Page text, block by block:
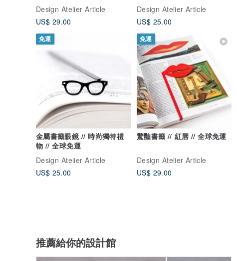
小禮
Design Atelier Article
US$ 29.00
//
Design Atelier Article
US$ 25.00
免運
金屬書籤眼鏡 // 時尚獨特禮
物 // 全球免運
Design Atelier Article
US$ 25.00
免運
驚豔書籤 // 紅唇 // 全球免運
Design Atelier Article
US$ 29.00
推薦給你的設計館